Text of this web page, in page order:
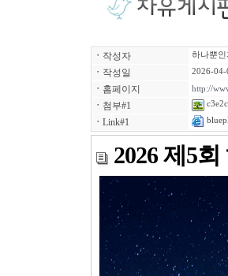
ㆍ 작성자 하나뿐인
ㆍ 작성일 2026-
ㆍ 홈페이지 http://
ㆍ 첨부#1
ㆍ Link#1
2026 제5